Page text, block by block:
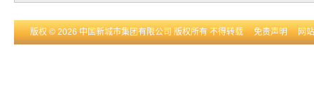
版权 © 2026 中国新城市集团有限公司 版权所有 不得转载 免责声明 网